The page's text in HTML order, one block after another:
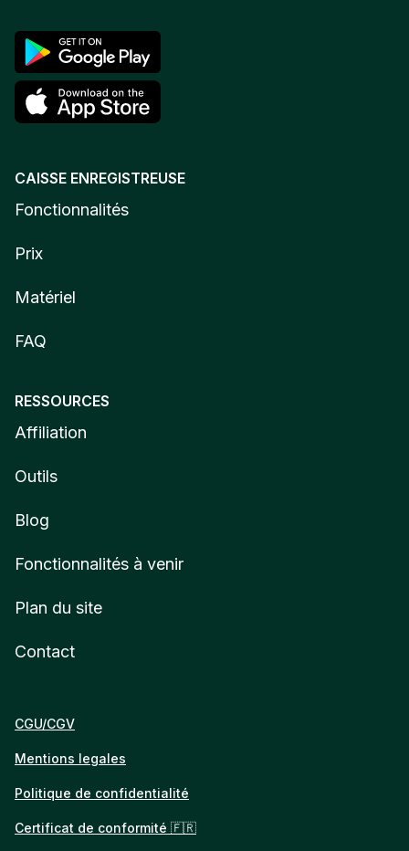
CAISSE ENREGISTREUSE
Fonctionnalités
Prix
Matériel
FAQ
RESSOURCES
Affiliation
Outils
Blog
Fonctionnalités à venir
Plan du site
Contact
CGU/CGV
Mentions legales
Politique de confidentialité
Certificat de conformité 🇫🇷